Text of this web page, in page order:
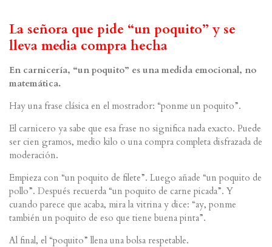
La señora que pide “un poquito” y se
lleva media compra hecha
En carnicería, “un poquito” es una medida emocional, no
matemática.
Hay una frase clásica en el mostrador: “ponme un poquito”.
El carnicero ya sabe que esa frase no significa nada exacto. Puede
ser cien gramos, medio kilo o una compra completa disfrazada de
moderación.
Empieza con “un poquito de filete”. Luego añade “un poquito de
pollo”. Después recuerda “un poquito de carne picada”. Y
cuando parece que acaba, mira la vitrina y dice: “ay, ponme
también un poquito de eso que tiene buena pinta”.
Al final, el “poquito” llena una bolsa respetable.